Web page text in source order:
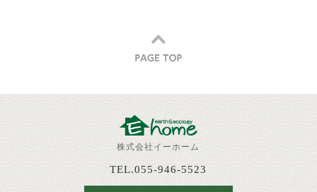
株式会社イーホーム
TEL.055-946-5523